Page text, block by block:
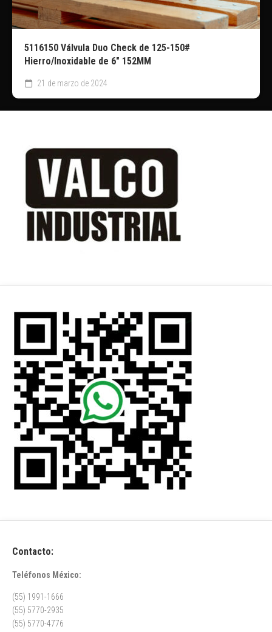
5116150 Válvula Duo Check de 125-150#
Hierro/Inoxidable de 6″ 152MM
21 de marzo de 2024
Contacto:
Teléfonos México:
(55) 1991-1666
(55) 5770-2935
(55) 5770-4776